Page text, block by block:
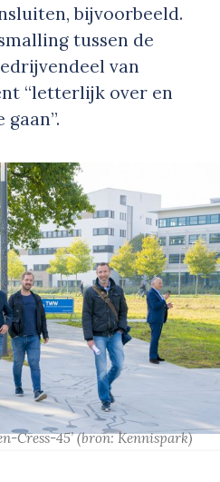
bijvoorbeeld.
tussen de
van
“letterlijk over en
Cress-45’(bron: Kennispark)